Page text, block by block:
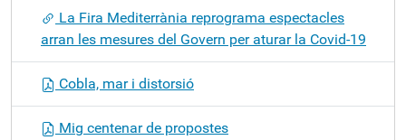
La Fira Mediterrània reprograma espectacles
arran les mesures del Govern per aturar la Covid-19
Cobla, mar i distorsió
Mig centenar de propostes